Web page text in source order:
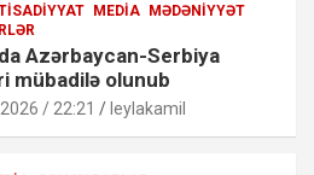
MEDIA MƏDƏNIYYƏT
Azərbaycan-Serbiya
mübadilə olunub
/ 22:21 leylakamil